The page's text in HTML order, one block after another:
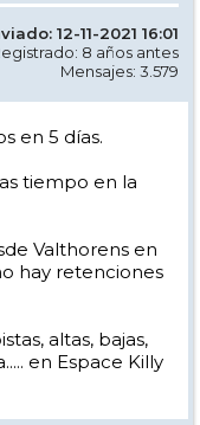
12-11-2021 16:01
8 años antes
Mensajes: 3.579
en 5 días.
tiempo en la
Valthorens en
hay retenciones
altas, bajas,
en Espace Killy